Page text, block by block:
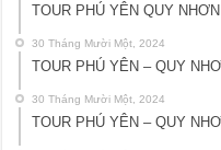
TOUR PHÚ YÊN QUY
30 Tháng Mười Một, 2024
TOUR PHÚ YÊN – QUY
30 Tháng Mười Một, 2024
TOUR PHÚ YÊN – QUY